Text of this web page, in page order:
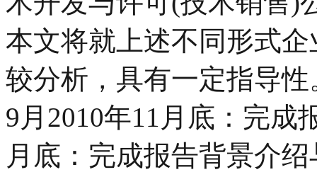
本文将就上述不同形式
较分析，具有一定指导
9月2010年11月底：完成
月底：完成报告背景介